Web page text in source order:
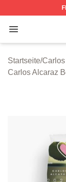
Open menu
Carlos
Startseite/
Carlos Alcaraz